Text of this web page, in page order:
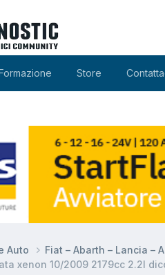
Store
Auto Fiat – Abarth – Lancia –
xenon 10/2009 2179cc 2.2l